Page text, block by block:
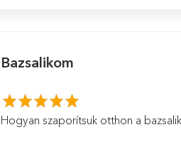
Bazsalikom
Hogyan szaporítsuk otthon a